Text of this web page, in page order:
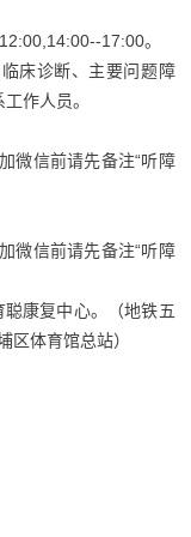
17:00。
床诊断、主要问题障
作人员。
微信前请先备注“听障
微信前请先备注“听障
康复中心。（地铁五
区体育馆总站）